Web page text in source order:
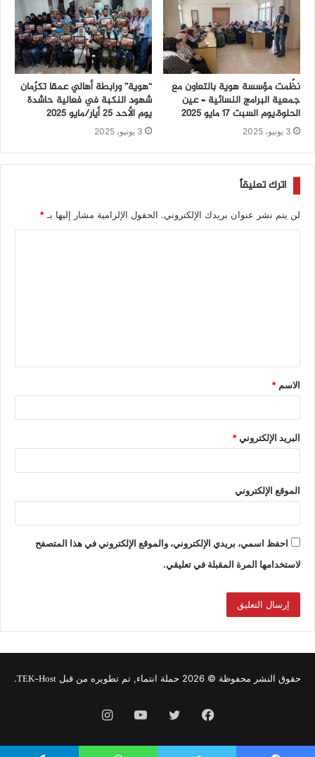
نظّمت مؤسسة هوية بالتعاون مع
جمعية البرامج النسائية – عين
الحلوة،يوم السبت 17 مايو 2025
3 يونيو، 2025
“هوية” ورابطة أهالي عمقا تكرّمان
شهود النكبة في فعالية حاشدة
يوم الأحد 25 أيار/مايو 2025
3 يونيو، 2025
اترك تعليقاً
لن يتم نشر عنوان بريدك الإلكتروني. الحقول الإلزامية مشار إليها بـ *
الاسم *
البريد الإلكتروني*
الموقع الإلكتروني
احفظ اسمي، بريدي الإلكتروني، والموقع الإلكتروني في هذا المتصفح
لاستخدامها المرة المقبلة في تعليقي.
حقوق النشر محفوظة © 2026 حملة انتماء, تم تطويره من قبل TEK-Host
.
فيسبوك تويتر يوتيوبانستقرام